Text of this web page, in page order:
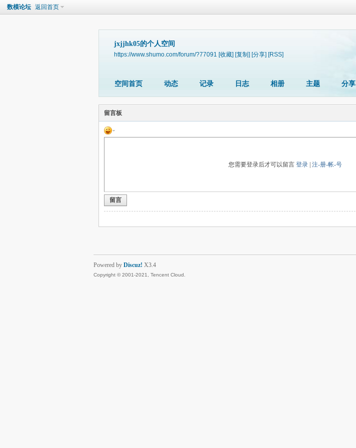
数模论坛 返回首页
jxjjhk05的个人空间
https://www.shumo.com/forum/?77091 [收藏] [复制] [分享] [RSS]
空间首页 动态 记录 日志 相册 主题 分享
留言板
您需要登录后才可以留言登录 |注-册-帐-号
留言
Powered by Discuz! X3.4
Copyright © 2001-2021, Tencent Cloud.